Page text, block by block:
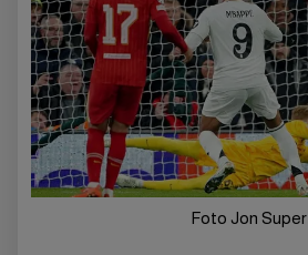
Foto Jon Super